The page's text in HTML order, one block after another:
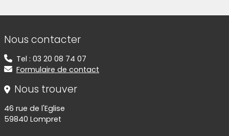
Informations de contact
Nous contacter
Tel : 03 20 08 74 07
Formulaire de contact
Nous trouver
46 rue de l'Eglise
59840 Lompret